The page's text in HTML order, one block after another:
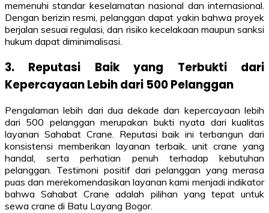
memenuhi standar keselamatan nasional dan internasional.
Dengan berizin resmi, pelanggan dapat yakin bahwa proyek
berjalan sesuai regulasi, dan risiko kecelakaan maupun sanksi
hukum dapat diminimalisasi.
3. Reputasi Baik yang Terbukti dari
Kepercayaan Lebih dari 500 Pelanggan
Pengalaman lebih dari dua dekade dan kepercayaan lebih
dari 500 pelanggan merupakan bukti nyata dari kualitas
layanan Sahabat Crane. Reputasi baik ini terbangun dari
konsistensi memberikan layanan terbaik, unit crane yang
handal, serta perhatian penuh terhadap kebutuhan
pelanggan. Testimoni positif dari pelanggan yang merasa
puas dan merekomendasikan layanan kami menjadi indikator
bahwa Sahabat Crane adalah pilihan yang tepat untuk
sewa crane di Batu Layang Bogor.